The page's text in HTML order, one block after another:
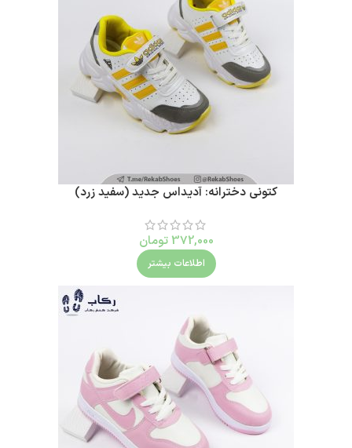
کتونی دخترانه: آدیداس جدید (سفید زرد)
372,000 تومان
اطلاعات بیشتر